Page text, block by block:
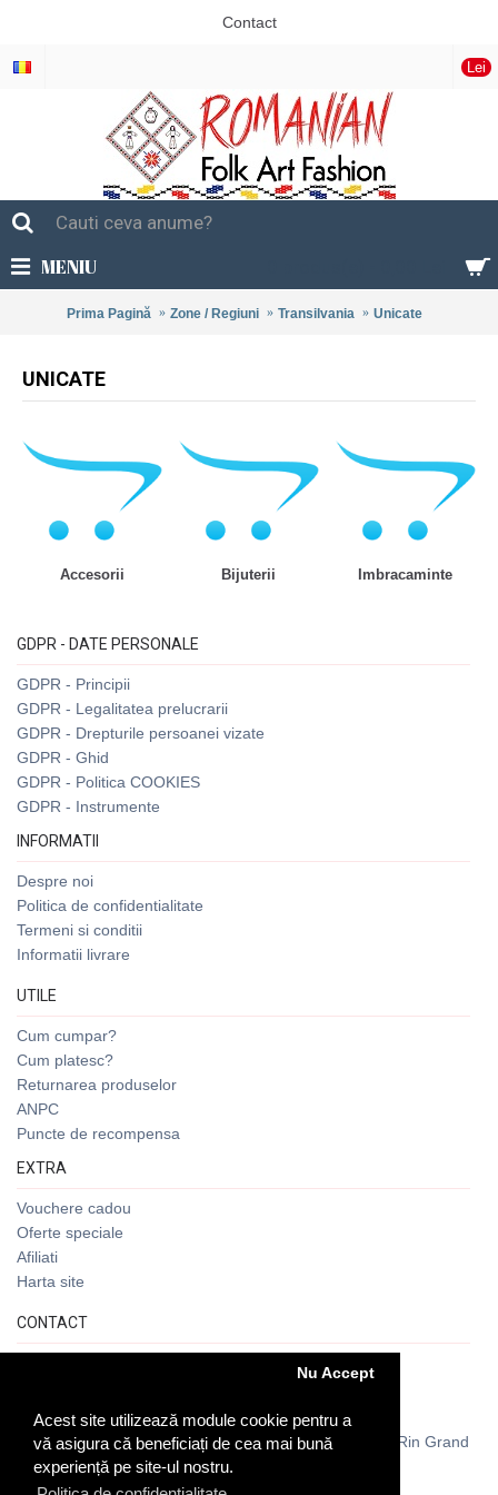
Acest site utilizează module cookie pentru a
vă asigura că beneficiați de cea mai bună
experiență pe site-ul nostru.
Nu Accept
Contact
Lei
MENIU
Prima Pagină Zone / Regiuni Transilvania Unicate
UNICATE
Accesorii Bijuterii Imbracaminte
GDPR - DATE PERSONALE
GDPR - Principii
GDPR - Legalitatea prelucrarii
GDPR - Drepturile persoanei vizate
GDPR - Ghid
GDPR - Politica COOKIES
GDPR - Instrumente
INFORMATII
Despre noi
Politica de confidentialitate
Termeni si conditii
Informatii livrare
UTILE
Cum cumpar?
Cum platesc?
Returnarea produselor
ANPC
Puncte de recompensa
EXTRA
Vouchere cadou
Oferte speciale
Afiliati
Harta site
CONTACT
office@romanian-folk-art.ro
Soseaua Vitan Barzesti nr 7D, Galeria Comerciala Rin Grand
Hotel, Cod 042121, Bucuresti, Romania